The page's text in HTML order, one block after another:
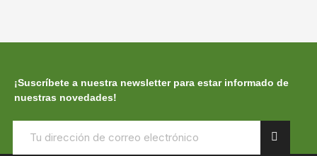
¡Suscríbete a nuestra newsletter para estar informado de
nuestras novedades!